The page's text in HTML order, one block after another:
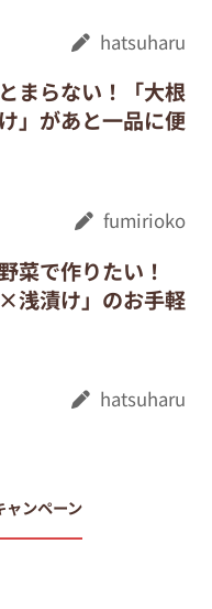
hatsuharu
まらない！「大根
」があと一品に便
fumirioko
菜で作りたい！
×浅漬け」のお手軽
hatsuharu
ャンペーン